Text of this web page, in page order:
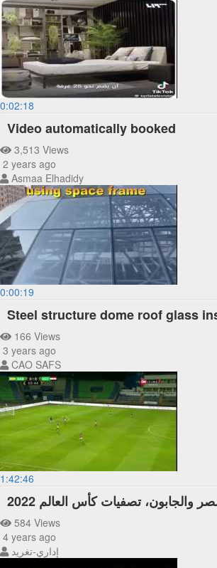
0:02:18
Video automatically booked
3,513 Views
2 years ago
Asmaa Elhadidy
0:00:19
Steel structure dome roof glass
166 Views
3 years ago
CAO SAFS
1:42:46
والجابون، تصفيات كأس العالم 2022
584 Views
4 years ago
إداري-تغريد